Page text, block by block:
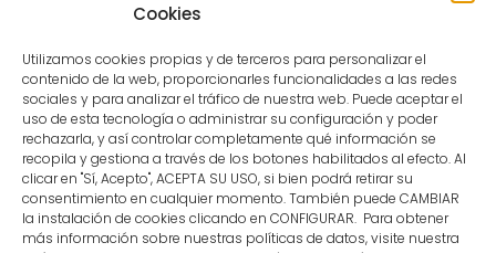
Cookies
Utilizamos cookies propias y de terceros para personalizar el
contenido de la web, proporcionarles funcionalidades a las redes
sociales y para analizar el tráfico de nuestra web. Puede aceptar el
uso de esta tecnología o administrar su configuración y poder
rechazarla, y así controlar completamente qué información se
recopila y gestiona a través de los botones habilitados al efecto. Al
clicar en "Sí, Acepto", ACEPTA SU USO, si bien podrá retirar su
consentimiento en cualquier momento. También puede CAMBIAR
la instalación de cookies clicando en CONFIGURAR. Para obtener
más información sobre nuestras políticas de datos, visite nuestra
CONTACTO
MENÚ PRINCIPAL